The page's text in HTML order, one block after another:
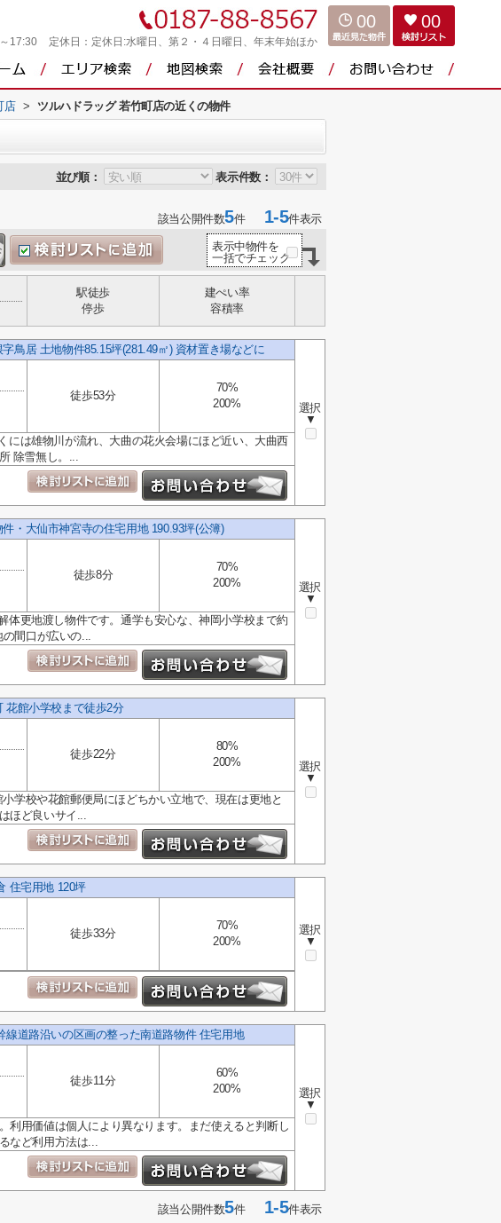
17:30 定休日： 定休日:水曜日、第２・４日曜日、年末年始ほか
00 00
店 > ツルハドラッグ 若竹町店の近くの物件
並び順： 表示件数：
該当公開件数5件1-5件表示
表示中物件を
一括でチェック
駅徒歩
停歩
建ぺい率
容積率
鳥居 土地物件85.15坪(281.49㎡) 資材置き場などに
選択
▼
徒歩53分
70%
200%
には雄物川が流れ、大曲の花火会場にほど近い、大曲西
除雪無し。...
・大仙市神宮寺の住宅用地 190.93坪(公簿)
選択
▼
徒歩8分
70%
200%
体更地渡し物件です。通学も安心な、神岡小学校まで約
間口が広いの...
花館小学校まで徒歩2分
選択
▼
徒歩22分
80%
200%
学校や花館郵便局にほどちかい立地で、現在は更地と
ほど良いサイ...
住宅用地 120坪
選択
▼
徒歩33分
70%
200%
線道路沿いの区画の整った南道路物件 住宅用地
選択
▼
徒歩11分
60%
200%
用価値は個人により異なります。まだ使えると判断し
など利用方法は...
該当公開件数5件1-5件表示